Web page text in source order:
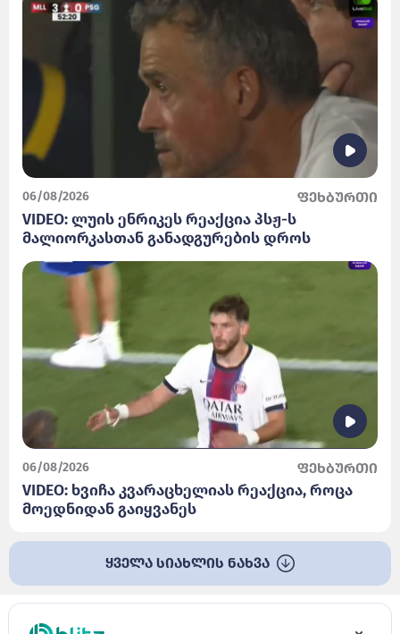
06/08/2026 ფეხბურთი
VIDEO: ლუის ენრიკეს რეაქცია პსჟ-ს
მალიორკასთან განადგურების დროს
06/08/2026 ფეხბურთი
VIDEO: ხვიჩა კვარაცხელიას რეაქცია, როცა
მოედნიდან გაიყვანეს
ყველა სიახლის ნახვა